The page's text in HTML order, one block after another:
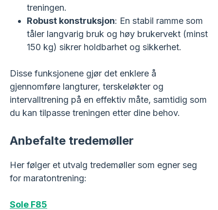
treningen.
Robust konstruksjon: En stabil ramme som
tåler langvarig bruk og høy brukervekt (minst
150 kg) sikrer holdbarhet og sikkerhet.
Disse funksjonene gjør det enklere å
gjennomføre langturer, terskeløkter og
intervalltrening på en effektiv måte, samtidig som
du kan tilpasse treningen etter dine behov.
Anbefalte tredemøller
Her følger et utvalg tredemøller som egner seg
for maratontrening:
Sole F85